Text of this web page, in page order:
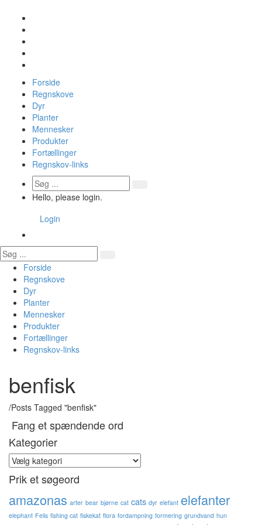
Forside
Regnskove
Dyr
Planter
Mennesker
Produkter
Fortællinger
Regnskov-links
Hello, please login.
Login
Forside
Regnskove
Dyr
Planter
Mennesker
Produkter
Fortællinger
Regnskov-links
benfisk
/Posts Tagged "benfisk"
Fang et spændende ord
Kategorier
Kategorier
Prik et søgeord
amazonas arter bear bjørne cat cats dyr elefant elefanter
elephant Felis fishing cat fiskekat flora fordampning formering grundvand hun